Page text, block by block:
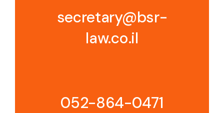
secretary@bsr-
law.co.il
052-864-0471